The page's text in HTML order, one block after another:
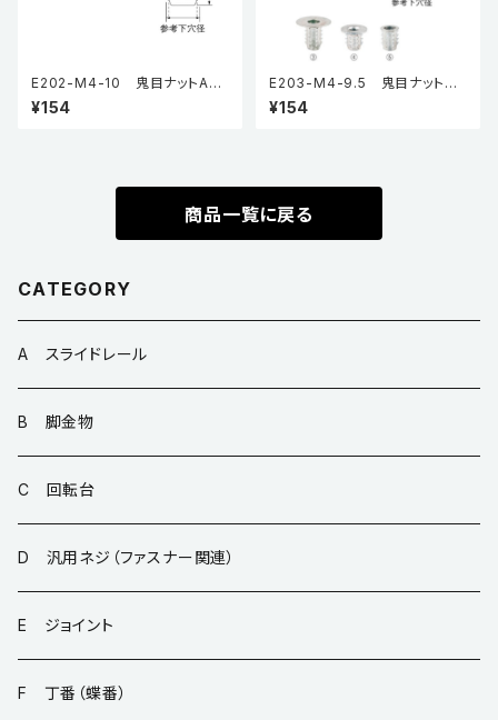
E202-M4-10 鬼目ナットAタ
イプ（5個入り）
¥154
E203-M4-9.5 鬼目ナットBタ
イプ（5個入り）
¥154
商品一覧に戻る
CATEGORY
A スライドレール
B 脚金物
C 回転台
D 汎用ネジ（ファスナー関連）
E ジョイント
F 丁番（蝶番）